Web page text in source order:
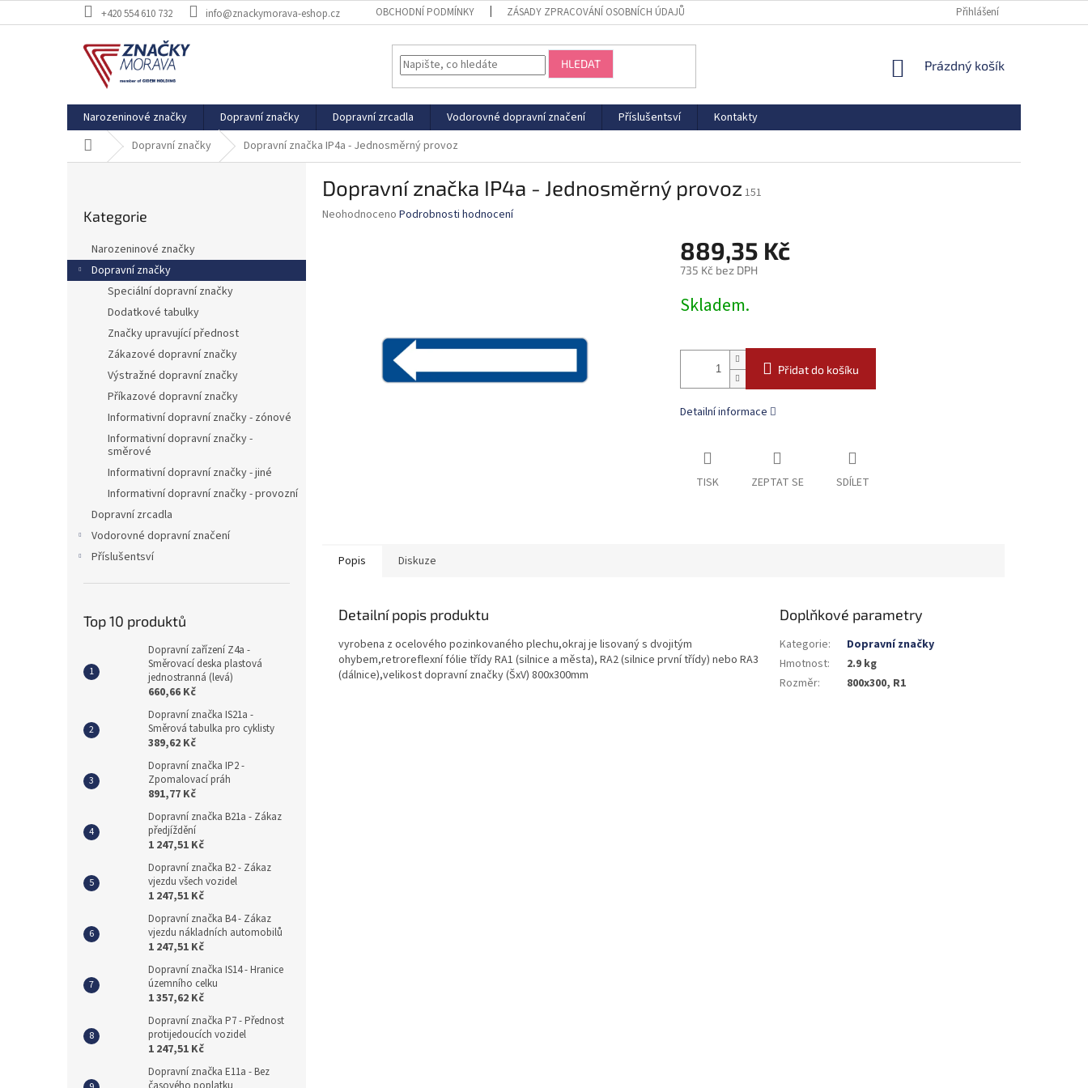
na
+420 554 610 732 info@znackymorava-eshop.cz OBCHODNÍ PODMÍNKY ZÁSADY ZPRACOVÁNÍ OSOBNÍCH ÚDAJŮ Přihlášení
HLEDAT
NÁKUPNÍ
Prázdný košík
Narozeninové značky Dopravní značky Dopravní zrcadla Vodorovné dopravní značení Příslušentsví
Kontakty
Domů Dopravní značky Dopravní značka IP4a - Jednosměrný provoz
a
n
kategorie
Kategorie
Narozeninové značky
Dopravní značky
Speciální dopravní značky
Dodatkové tabulky
Značky upravující přednost
Zákazové dopravní značky
Výstražné dopravní značky
Příkazové dopravní značky
Informativní dopravní značky - zónové
Informativní dopravní značky -
směrové
Informativní dopravní značky - jiné
Informativní dopravní značky - provozní
Dopravní zrcadla
Vodorovné dopravní značení
Příslušentsví
Top 10 produktů
Dopravní zařízení Z4a -
Směrovací deska plastová
jednostranná (levá)
660,66 Kč
Dopravní značka IS21a -
Směrová tabulka pro cyklisty
389,62 Kč
Dopravní značka IP2 -
Zpomalovací práh
891,77 Kč
Dopravní značka B21a - Zákaz
předjíždění
1 247,51 Kč
Dopravní značka B2 - Zákaz
vjezdu všech vozidel
1 247,51 Kč
Dopravní značka B4 - Zákaz
vjezdu nákladních automobilů
1 247,51 Kč
Dopravní značka IS14 - Hranice
územního celku
1 357,62 Kč
Dopravní značka P7 - Přednost
protijedoucích vozidel
1 247,51 Kč
Dopravní značka E11a - Bez
Dopravní značka IP4a - Jednosměrný provoz 151
Průměrné
Neohodnoceno Podrobnosti hodnocení
889,35 Kč
735 Kč bez DPH
cena:
Skladem.
Přidat do košíku
Detailní informace
TISK ZEPTAT SE SDÍLET
Popis Diskuze
Detailní popis produktu
vyrobena z ocelového pozinkovaného plechu,okraj je lisovaný s dvojitým
ohybem,retroreflexní fólie třídy RA1 (silnice a města), RA2 (silnice první třídy) nebo RA3
(dálnice),velikost dopravní značky (ŠxV) 800x300mm
Doplňkové parametry
Kategorie:
Dopravní značky
Hmotnost:
2.9 kg
Rozměr: 800x300, R1